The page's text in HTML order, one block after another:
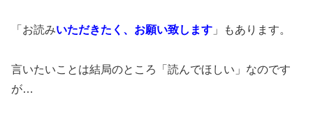
「お読みいただきたく、お願い致します 」もあります。
言いたいことは結局のところ「読んでほしい」なのです
が…